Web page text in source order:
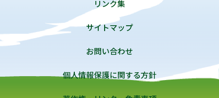
リンク集
サイトマップ
お問い合わせ
個人情報保護に関する方針